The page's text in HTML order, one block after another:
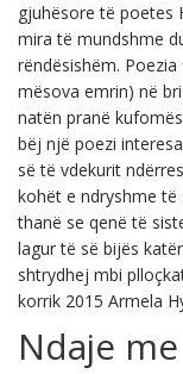
gjuhësore të poetes
mira të mundshme
rëndësishëm.
mësova emrin) në
natën pranë
bëj një poezi
së të vdekurit
kohët e ndryshme të
thanë se qenë të
lagur të së bijës
shtrydhej mbi
korrik 2015 Armela
Ndaje